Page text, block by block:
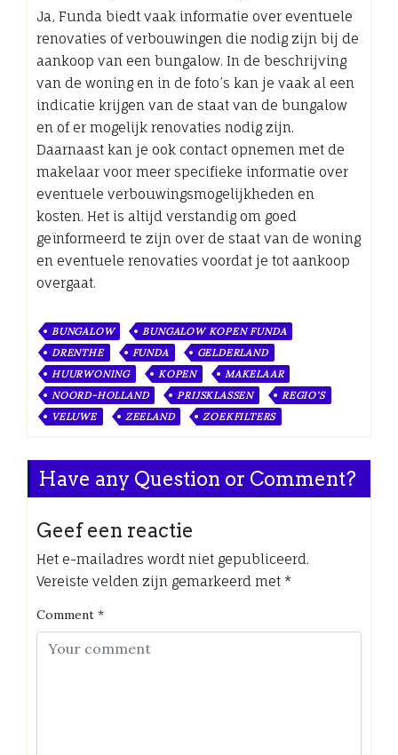
Ja, Funda biedt vaak informatie over eventuele
renovaties of verbouwingen die nodig zijn bij de
aankoop van een bungalow. In de beschrijving
van de woning en in de foto’s kan je vaak al een
indicatie krijgen van de staat van de bungalow
en of er mogelijk renovaties nodig zijn.
Daarnaast kan je ook contact opnemen met de
makelaar voor meer specifieke informatie over
eventuele verbouwingsmogelijkheden en
kosten. Het is altijd verstandig om goed
geïnformeerd te zijn over de staat van de woning
en eventuele renovaties voordat je tot aankoop
overgaat.
BUNGALOW
BUNGALOW KOPEN FUNDA
DRENTHE
FUNDA
GELDERLAND
HUURWONING
KOPEN
MAKELAAR
NOORD-HOLLAND
PRIJSKLASSEN
REGIO'S
VELUWE
ZEELAND ZOEKFILTERS
Have any Question or Comment?
Geef een reactie
Het e-mailadres wordt niet gepubliceerd.
Vereiste velden zijn gemarkeerd met *
Comment *